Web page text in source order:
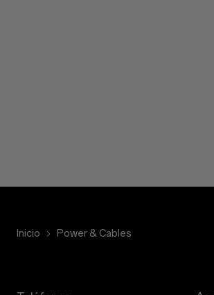
Inicio Power & Cables